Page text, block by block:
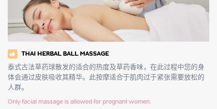
THAI HERBAL BALL MASSAGE
泰式古法草药球散发的适合的热度及草药香味，在此过程中您的身
体会通过皮肤吸收其精华。此按摩适合于肌肉过于紧张需要放松的
人群。
Only facial massage is allowed for pregnant women.